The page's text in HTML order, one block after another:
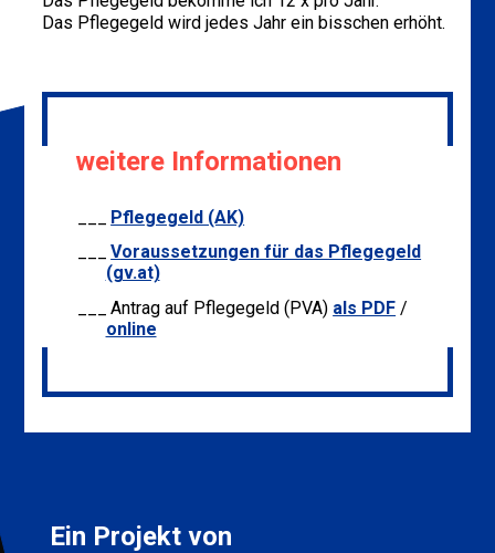
Das Pflegegeld wird jedes Jahr ein bisschen erhöht.
weitere Informationen
Pflegegeld (AK)
Voraussetzungen für das Pflegegeld
(gv.at)
Antrag auf Pflegegeld (PVA) als PDF /
online
Ein Projekt von